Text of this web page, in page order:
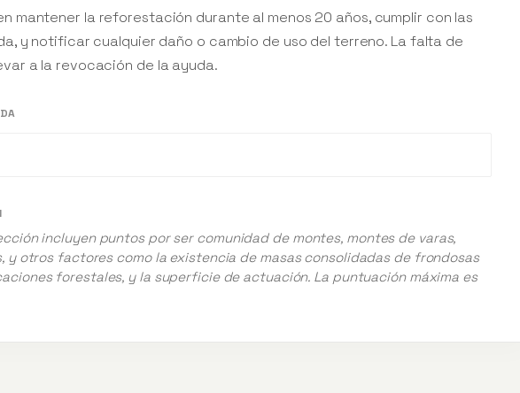
mantener la reforestación durante al menos 20 años, cumplir con las
y notificar cualquier daño o cambio de uso del terreno. La falta de
a la revocación de la ayuda.
incluyen puntos por ser comunidad de montes, montes de varas,
y otros factores como la existencia de masas consolidadas de frondosas
forestales, y la superficie de actuación. La puntuación máxima es